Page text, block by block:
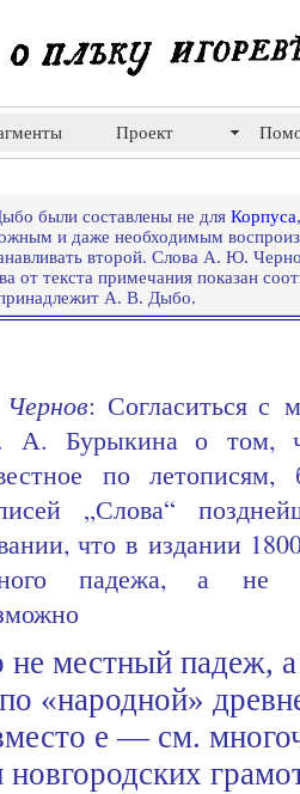
Проект
были составлены не для Корпуса
и даже необходимым
второй. Слова А. Ю.
от текста примечания показан
А. В. Дыбо.
: Согласиться
Бурыкина о том,
по
„Слова“
что в издании
падежа, а не
не местный падеж, а
«народной»
е — см.